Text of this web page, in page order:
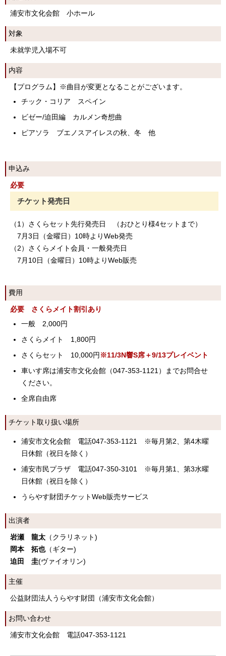
浦安市文化会館 小ホール
対象
未就学児入場不可
内容
【プログラム】※曲目が変更となることがございます。
チック・コリア スペイン
ビゼー/迫田編 カルメン奇想曲
ピアソラ ブエノスアイレスの秋、冬 他
申込み
必要
チケット発売日
（1）さくらセット先行発売日 （おひとり様4セットまで）
7月3日（金曜日）10時よりWeb発売
（2）さくらメイト会員・一般発売日
7月10日（金曜日）10時よりWeb販売
費用
必要 さくらメイト割引あり
一般 2,000円
さくらメイト 1,800円
さくらセット 10,000円 ※11/3N響S席＋9/13プレイベント
車いす席は浦安市文化会館（047-353-1121）までお問合せ
ください。
全席自由席
チケット取り扱い場所
浦安市文化会館 電話047-353-1121 ※毎月第2、第4木曜
日休館（祝日を除く）
浦安市民プラザ 電話047-350-3101 ※毎月第1、第3水曜
日休館（祝日を除く）
うらやす財団チケットWeb販売サービス
出演者
岩瀬 龍太 （クラリネット)
岡本 拓也（ギター)
迫田 圭(ヴァイオリン)
主催
公益財団法人うらやす財団（浦安市文化会館）
お問い合わせ
浦安市文化会館 電話047-353-1121